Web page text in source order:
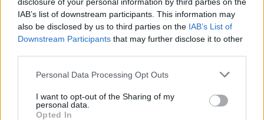
IAB’s list of downstream participants. This information may
also be disclosed by us to third parties on the IAB’s List of
Downstream Participants that may further disclose it to other
Personal Data Processing Opt Outs
I want to opt-out of the Sharing of my
personal data.
Opted In
Całej powieści Lewisa Carrolla i całej wizycie
Alicji w Krainie Czarów towarzyszy bardzo